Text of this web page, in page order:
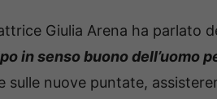
Giulia Arena ha parlato
in senso buono dell’uomo
sulle nuove puntate,